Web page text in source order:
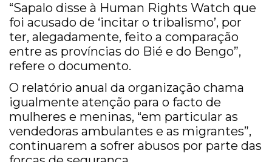
“Sapalo disse à Human Rights Watch que
foi acusado de ‘incitar o tribalismo’, por
ter, alegadamente, feito a comparação
entre as províncias do Bié e do Bengo”,
refere o documento.
O relatório anual da organização chama
igualmente atenção para o facto de
mulheres e meninas, “em particular as
vendedoras ambulantes e as migrantes”,
continuarem a sofrer abusos por parte das